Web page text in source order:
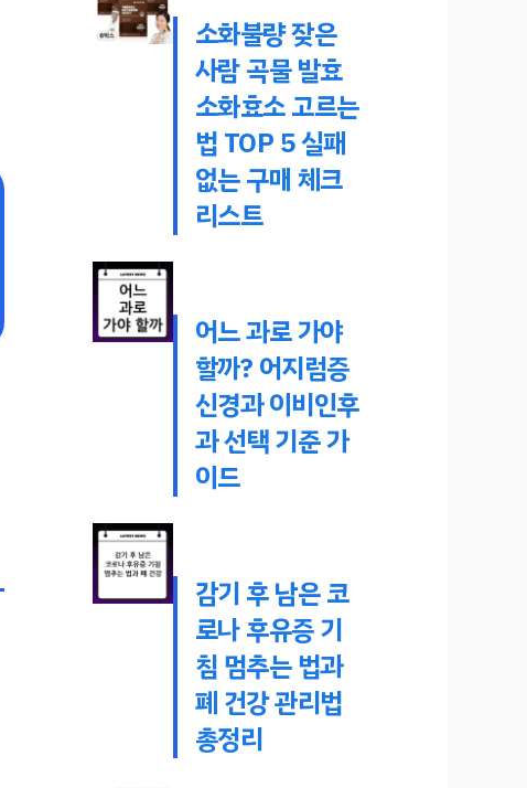
소화불량 잦은
사람 곡물 발효
소화효소 고르는
법 TOP 5 실패
없는 구매 체크
리스트
어느 과로 가야
할까? 어지럼증
신경과 이비인후
과 선택 기준 가
이드
감기 후 남은 코
로나 후유증 기
침 멈추는 법과
폐 건강 관리법
총정리